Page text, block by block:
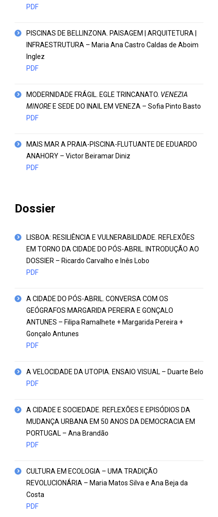
PDF
PISCINAS DE BELLINZONA. PAISAGEM | ARQUITETURA |
INFRAESTRUTURA – Maria Ana Castro Caldas de Aboim
Inglez
PDF
MODERNIDADE FRÁGIL. EGLE TRINCANATO. VENEZIA
MINOREE SEDE DO INAIL EM VENEZA – Sofia Pinto Basto
PDF
MAIS MAR A PRAIA-PISCINA-FLUTUANTE DE EDUARDO
ANAHORY – Victor Beiramar Diniz
PDF
Dossier
LISBOA: RESILIÊNCIA E VULNERABILIDADE. REFLEXÕES
EM TORNO DA CIDADE DO PÓS-ABRIL. INTRODUÇÃO AO
DOSSIER – Ricardo Carvalho e Inês Lobo
PDF
A CIDADE DO PÓS-ABRIL. CONVERSA COM OS
GEÓGRAFOS MARGARIDA PEREIRA E GONÇALO
ANTUNES – Filipa Ramalhete + Margarida Pereira +
Gonçalo Antunes
PDF
A VELOCIDADE DA UTOPIA. ENSAIO VISUAL – Duarte Belo
PDF
A CIDADE E SOCIEDADE. REFLEXÕES E EPISÓDIOS DA
MUDANÇA URBANA EM 50 ANOS DA DEMOCRACIA EM
PORTUGAL – Ana Brandão
PDF
CULTURA EM ECOLOGIA – UMA TRADIÇÃO
REVOLUCIONÁRIA – Maria Matos Silva e Ana Beja da
Costa
PDF